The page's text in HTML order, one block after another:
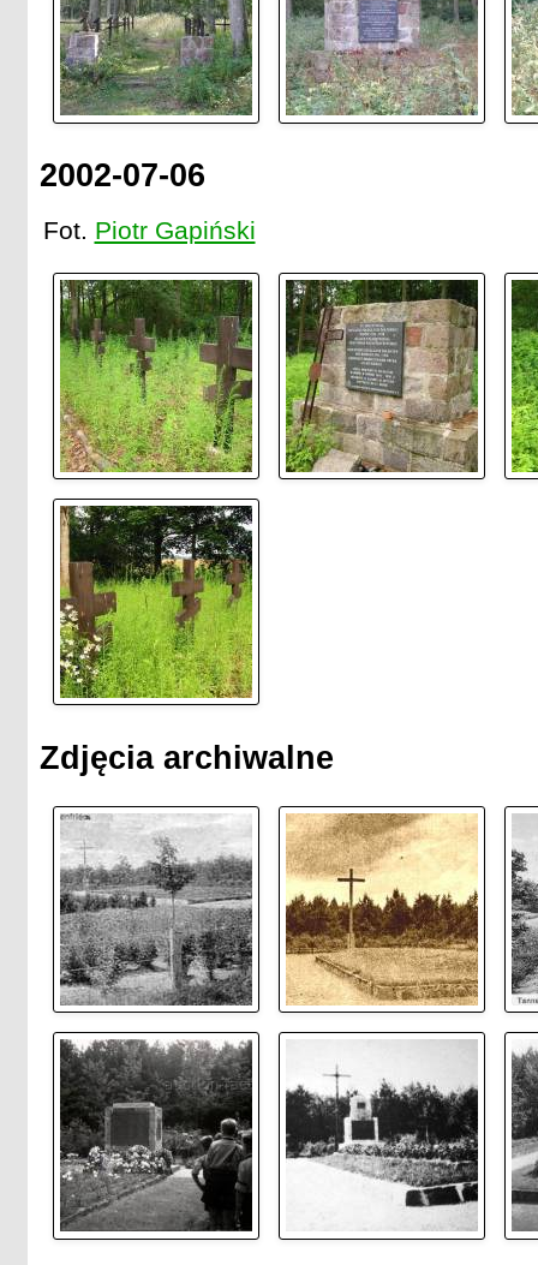
2002-07-06
Fot. Piotr Gapiński
Zdjęcia archiwalne